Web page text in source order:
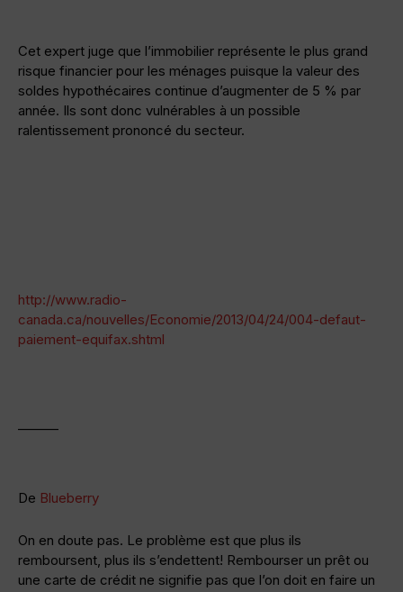
Cet expert juge que l’immobilier représente le plus grand
risque financier pour les ménages puisque la valeur des
soldes hypothécaires continue d’augmenter de 5 % par
année. Ils sont donc vulnérables à un possible
ralentissement prononcé du secteur.
http://www.radio-
canada.ca/nouvelles/Economie/2013/04/24/004-defaut-
paiement-equifax.shtml
———
De Blueberry
On en doute pas. Le problème est que plus ils
remboursent, plus ils s’endettent! Rembourser un prêt ou
une carte de crédit ne signifie pas que l’on doit en faire un